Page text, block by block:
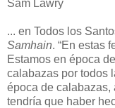
Sam Lawry
... en Todos los
Samhain. “En estas
Estamos en época
calabazas por todos
época de calabazas,
tendría que haber